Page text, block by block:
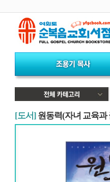
[도서] 원동력(자녀 교육과